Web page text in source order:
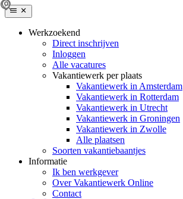
Werkzoekend
Direct inschrijven
Inloggen
Alle vacatures
Vakantiewerk per plaats
Vakantiewerk in Amsterdam
Vakantiewerk in Rotterdam
Vakantiewerk in Utrecht
Vakantiewerk in Groningen
Vakantiewerk in Zwolle
Alle plaatsen
Soorten vakantiebaantjes
Informatie
Ik ben werkgever
Over Vakantiewerk Online
Contact